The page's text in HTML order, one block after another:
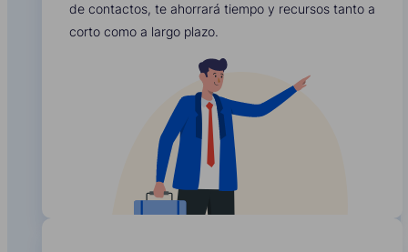
de contactos, te ahorrará tiempo y recursos tanto a
corto como a largo plazo.